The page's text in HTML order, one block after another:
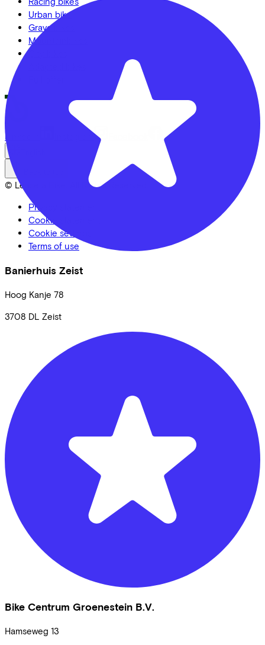
Banierhuis Zeist
Hoog Kanje 78
3708 DL Zeist
Bike Centrum Groenestein B.V.
Hamseweg 13
Urban bike
Gravelbikes
Mountainbikes
LinkedIn Instagram
© Lease a Bike. All Rights Reserved.
Privacy statement
Cookie statement
Cookie settings
Terms of use